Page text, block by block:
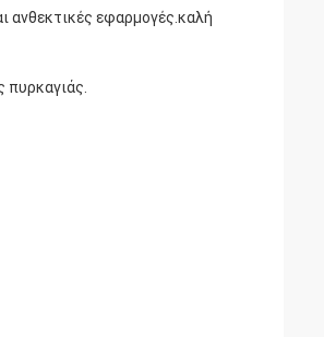
ανθεκτικές εφαρμογές.καλή
πυρκαγιάς.